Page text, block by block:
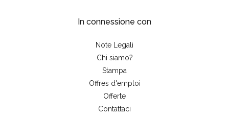
In connessione con
Note Legali
Chi siamo?
Stampa
Offres d'emploi
Offerte
Contattaci